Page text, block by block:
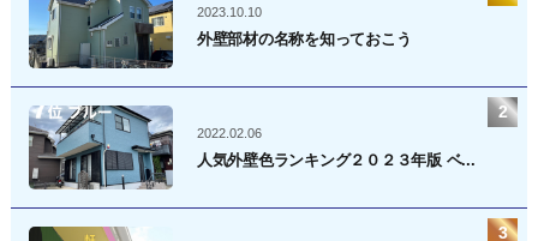
2023.10.10
外壁部材の名称を知っておこう
2022.02.06
人気外壁色ランキング２０２３年版 ベ...